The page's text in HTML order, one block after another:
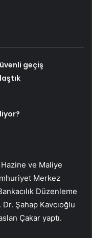
geçiş
Hazine ve Maliye
Merkez
Düzenleme
Şahap Kavcıoğlu
Çakar yaptı.